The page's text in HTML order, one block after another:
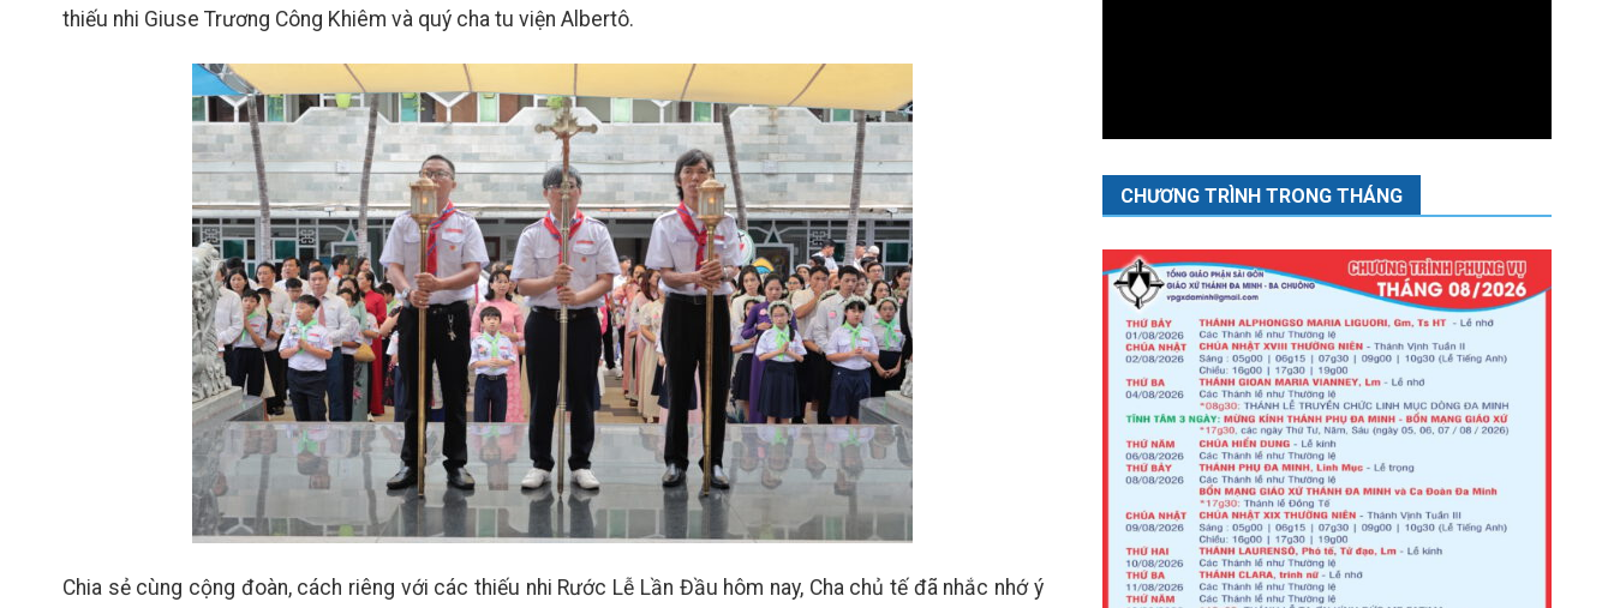
thiếu nhi Giuse Trương Công Khiêm và quý cha tu viện Albertô.
Chia sẻ cùng cộng đoàn, cách riêng với các thiếu nhi Rước Lễ Lần Đầu hôm nay, Cha chủ tế đã nhắc nhớ ý
CHƯƠNG TRÌNH TRONG THÁNG